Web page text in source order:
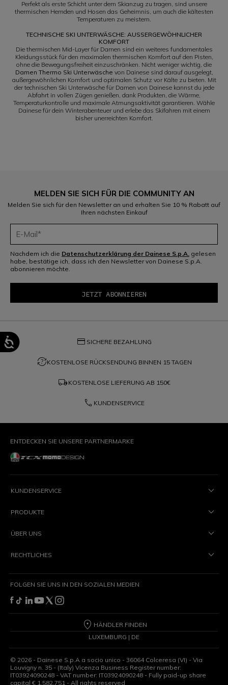
Perfekt als erste Schicht unter dem Skianzug zu tragen, sind unsere
thermischen Hemden und Hosen das Geheimnis, um auch die kältesten
Temperaturen zu meistern.
TECHNISCHE SKI UNTERWÄSCHE: AUSSERGEWÖHNLICHER K
OMFORT
Die thermischen Mid-Layer für Damen sind ein weiteres fundamentales
Kleidungsstück für den maximalen thermischen Komfort auf den Pisten,
ohne die Bewegungsfreiheit einzuschränken. Nicht weniger wichtig, die
Damen Thermo Ski Unterwäsche von Dainese sind darauf ausgelegt,
außergewöhnlichen Komfort und optimalen Schutz vor Kälte zu bieten. Mit
der technischen Ski Unterwäsche für Damen von Dainese kannst du jede
Abfahrt in vollen Zügen genießen, dank Produkten, die Wärme,
Temperaturkontrolle und maximale Atmungsaktivität garantieren. Wähle
Dainese für dein Winterabenteuer und erlebe das Skifahren mit einem
bisher unerreichten Komfort.
MELDEN SIE SICH FÜR DIE COMMUNITY AN
Melden Sie sich für den Newsletter an und erhalten Sie 10 % Rabatt auf
Ihren nächsten Einkauf
Nachdem ich die Datenschutzerklärung der Dainese S.p.A. gelesen
habe, bestätige ich, dass ich den Newsletter von Dainese S.p.A.
abonnieren möchte.
credit_card SICHERE BEZAHLUNG
question_exchangeKOSTENLOSE RÜCKSENDUNG BINNEN 15 TAGEN
local_shipping KOSTENLOSE LIEFERUNG AB 150€
phone KUNDENSERVICE
ENTDECKEN SIE UNSERE PARTNERMARKE
KUNDENSERVICE
PRODUKTE
ÜBER UNS
RECHTLICHES
FOLGEN SIE UNS IN DEN SOZIALEN MEDIEN
HÄNDLER FINDEN
LUXEMBURG | DE
© 2026 - Dainese S.p.A a socio unico - 36064 Colceresa (VI) - Via
Louvigny n. 35 - (Italy) Vicenza Business Register number:
IT03924090248 - VAT number: IT03924090248 - Fully paid-up share
capital € 1,582,751 - All rights reserved